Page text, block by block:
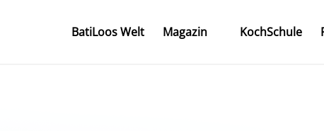
BatiLoos Welt Magazin KochSchule